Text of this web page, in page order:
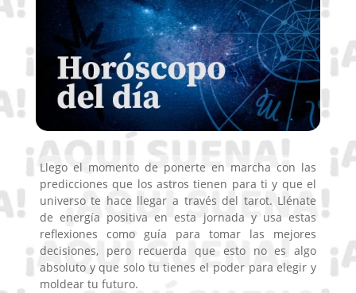
Llego el momento de ponerte en marcha con las
predicciones que los astros tienen para ti y que el
universo te hace llegar a través del tarot. Llénate
de energía positiva en esta jornada y usa estas
reflexiones como guía para tomar las mejores
decisiones, pero recuerda que esto no es algo
absoluto y que solo tu tienes el poder para elegir y
moldear tu futuro.